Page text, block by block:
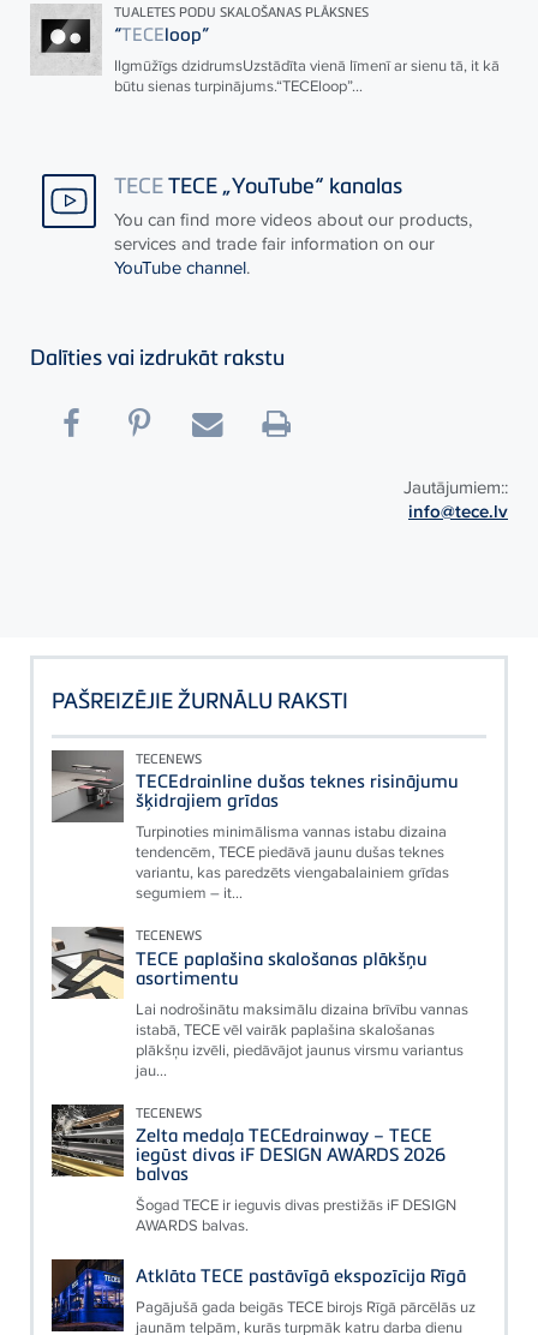
TUALETES PODU SKALOŠANAS PLĀKSNES
“TECEloop”
Ilgmūžīgs dzidrumsUzstādīta vienā līmenī ar sienu tā, it kā
būtu sienas turpinājums.“TECEloop”...
TECETECE „YouTube“ kanalas
You can find more videos about our products,
services and trade fair information on our
YouTube channel.
Dalīties vai izdrukāt rakstu
Jautājumiem::
info@tece.lv
PAŠREIZĒJIE ŽURNĀLU RAKSTI
TECENEWS
TECEdrainline dušas teknes risinājumu
šķidrajiem grīdas
Turpinoties minimālisma vannas istabu dizaina
tendencēm, TECE piedāvā jaunu dušas teknes
variantu, kas paredzēts viengabalainiem grīdas
segumiem – it...
TECENEWS
TECE paplašina skalošanas plākšņu
asortimentu
Lai nodrošinātu maksimālu dizaina brīvību vannas
istabā, TECE vēl vairāk paplašina skalošanas
plākšņu izvēli, piedāvājot jaunus virsmu variantus
jau...
TECENEWS
Zelta medaļa TECEdrainway – TECE
iegūst divas iF DESIGN AWARDS 2026
balvas
Šogad TECE ir ieguvis divas prestižās iF DESIGN
AWARDS balvas.
Atklāta TECE pastāvīgā ekspozīcija Rīgā
Pagājušā gada beigās TECE birojs Rīgā pārcēlās uz
jaunām telpām, kurās turpmāk katru darba dienu